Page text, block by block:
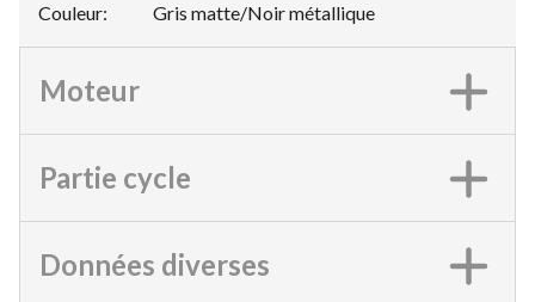
Couleur: Gris matte/Noir métallique
Moteur
Partie cycle
Données diverses